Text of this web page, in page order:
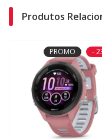
Produtos
PROMO -